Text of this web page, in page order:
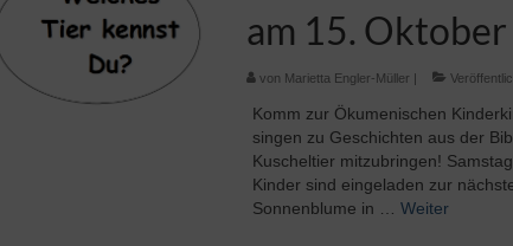
am 15.
von Marietta Engler-Müller |
Komm zur Ökumenischen
singen zu Geschichten aus der
Kuscheltier mitzubringen!
Kinder sind eingeladen zur
Sonnenblume in … Weiter